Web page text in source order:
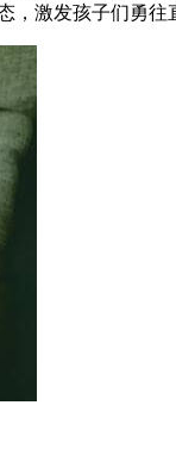
激发孩子们勇往